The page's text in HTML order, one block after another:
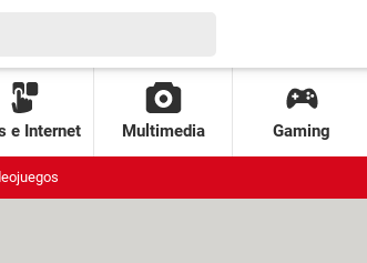
e Internet Multimedia Gaming